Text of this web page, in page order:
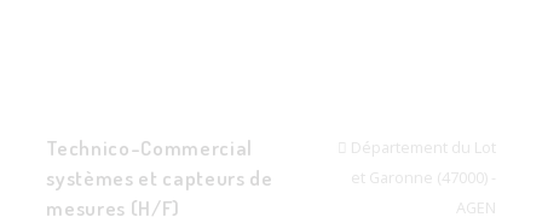
Technico-Commercial
systèmes et capteurs de
mesures (H/F)
Département du Lot
et Garonne (47000) -
AGEN